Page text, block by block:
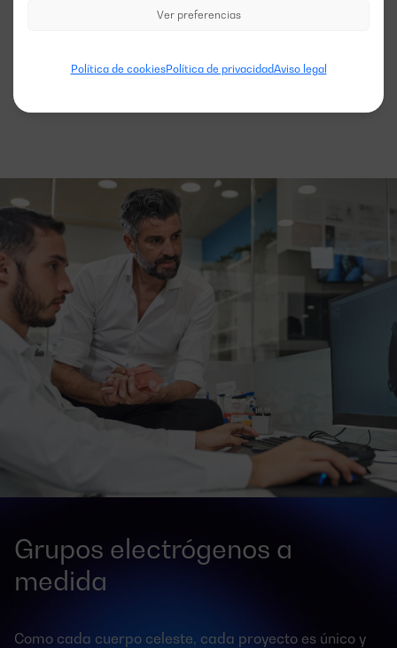
Ver preferencias
Política de cookiesPolítica de privacidadAviso legal
Grupos electrógenos a
medida
Como cada cuerpo celeste, cada proyecto es único y